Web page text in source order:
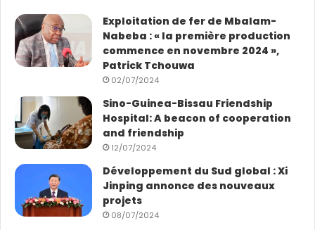
Exploitation de fer de Mbalam-
Nabeba : « la première production
commence en novembre 2024 »,
Patrick Tchouwa
02/07/2024
Sino-Guinea-Bissau Friendship
Hospital: A beacon of cooperation
and friendship
12/07/2024
Développement du Sud global : Xi
Jinping annonce des nouveaux
projets
08/07/2024